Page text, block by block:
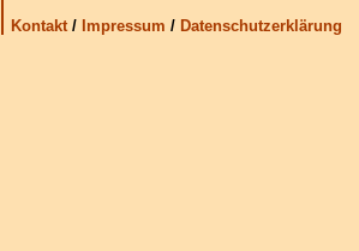
Kontakt/ Impressum / Datenschutzerklärung